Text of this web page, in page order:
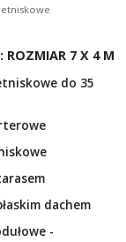
ROZMIAR 7 X 4 M
do 35
dachem
-